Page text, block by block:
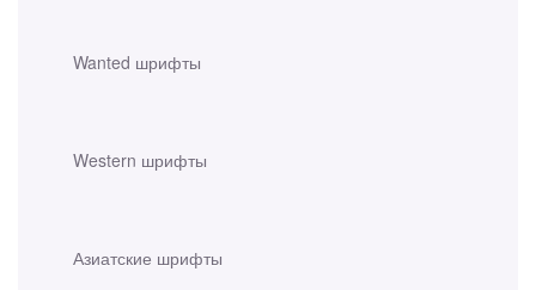
Wanted шрифты
Western шрифты
Азиатские шрифты